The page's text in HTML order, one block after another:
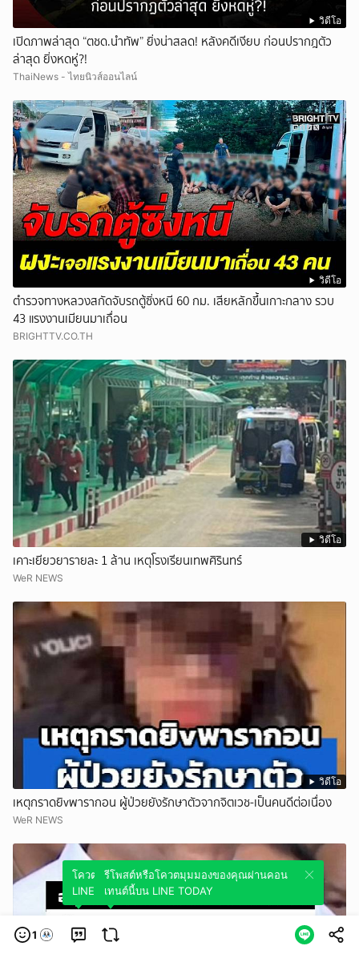
วิดีโอ
เปิดภาพล่าสุด “ตชด.นำทัพ” ยิ่งน่าสลด! หลังคดีเงียบ ก่อนปรากฎตัว
ล่าสุด ยิ่งหดหู่?!
ThaiNews - ไทยนิวส์ออนไลน์
วิดีโอ
ตำรวจทางหลวงสกัดจับรถตู้ซิ่งหนี 60 กม. เสียหลักขึ้นเกาะกลาง รวบ
43 แรงงานเมียนมาเถื่อน
BRIGHTTV.CO.TH
วิดีโอ
เคาะเยียวยารายละ 1 ล้าน เหตุโรงเรียนเทพศิรินทร์
WeR NEWS
วิดีโอ
เหตุกราดยิvพารากอน ผู้ป่วยยังรักษาตัวจากจิตเวช-เป็นคนดีต่อเนื่อง
WeR NEWS
1
โควตมุมมองของคุณผ่านคอนเทนต์นี้บน
LINE TODAY
รีโพสต์หรือโควตมุมมองของคุณผ่านคอน
เทนต์นี้บน LINE TODAY